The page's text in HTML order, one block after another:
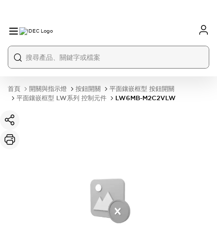
首頁 開關與指示燈 按鈕開關
平面鑲嵌框型 按鈕開關
平面鑲嵌框型 LW系列 控制元件
LW6MB-M2C2VLW